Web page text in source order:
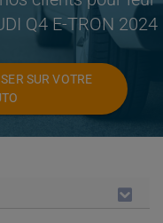
Q4 E-TRON 2024
SUR VOTRE